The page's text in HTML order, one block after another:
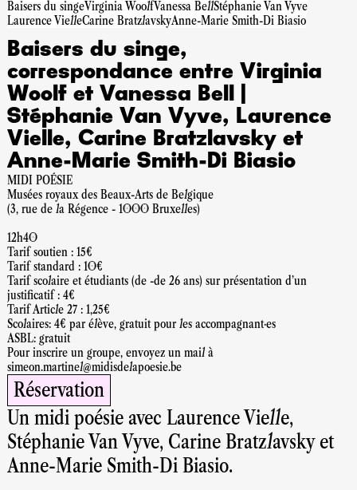
Baisers du singeVirginia WoolfVanessa BellStéphanie Van Vyve
Laurence VielleCarine BratzlavskyAnne-Marie Smith-Di Biasio
Baisers du singe,
correspondance entre Virginia
Woolf et Vanessa Bell |
Stéphanie Van Vyve, Laurence
Vielle, Carine Bratzlavsky et
Anne-Marie Smith-Di Biasio
MIDI POÉSIE
Musées royaux des Beaux-Arts de Belgique
(3, rue de la Régence - 1000 Bruxelles)
12h40
Tarif soutien : 15€
Tarif standard : 10€
Tarif scolaire et étudiants (de -de 26 ans) sur présentation d'un
justificatif : 4€
Tarif Article 27 : 1,25€
Scolaires: 4€ par élève, gratuit pour les accompagnant·es
ASBL: gratuit
Pour inscrire un groupe, envoyez un mail à
simeon.martinel@midisdelapoesie.be
Réservation
Un midi poésie avec Laurence Vielle,
Stéphanie Van Vyve, Carine Bratzlavskyet
Anne-Marie Smith-Di Biasio.